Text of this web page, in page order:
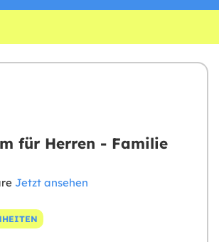
für Herren - Familie
Jetzt ansehen